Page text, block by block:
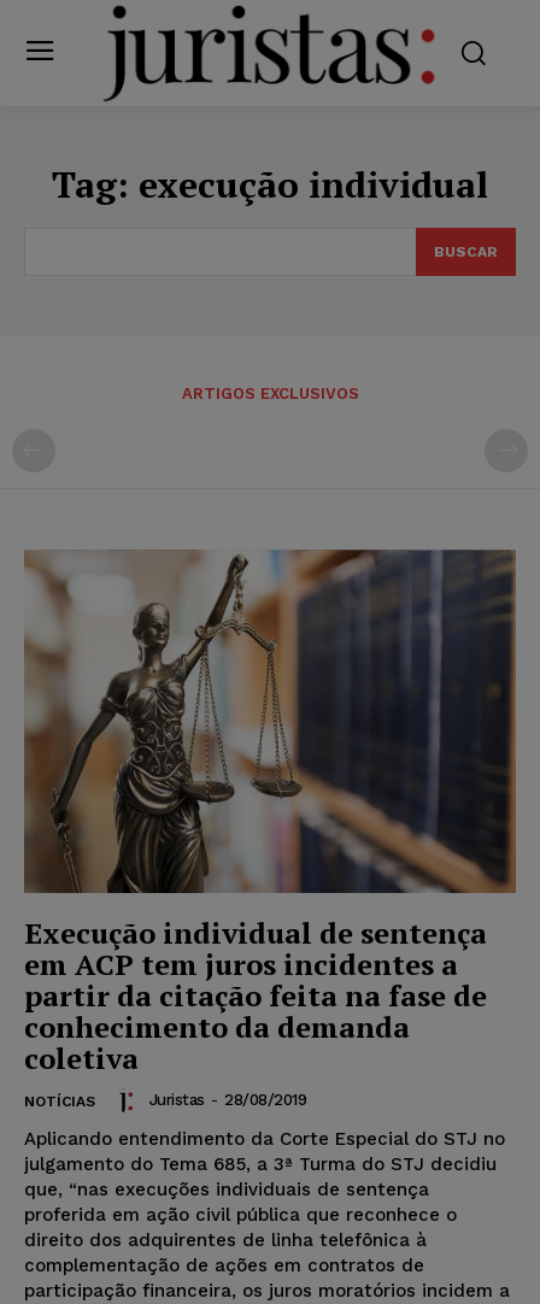
Tag: execução individual
BUSCAR
ARTIGOS EXCLUSIVOS
Execução individual de sentença
em ACP tem juros incidentes a
partir da citação feita na fase de
conhecimento da demanda
coletiva
NOTÍCIAS Juristas - 28/08/2019
Aplicando entendimento da Corte Especial do STJ no
julgamento do Tema 685, a 3ª Turma do STJ decidiu
que, “nas execuções individuais de sentença
proferida em ação civil pública que reconhece o
direito dos adquirentes de linha telefônica à
complementação de ações em contratos de
participação financeira, os juros moratórios incidem a